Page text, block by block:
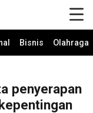
Bisnis Olahraga
penyerapan